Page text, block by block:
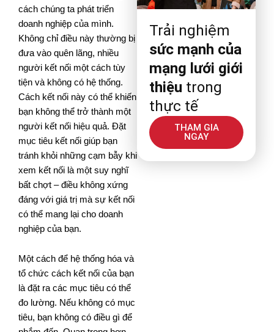
cách chúng ta phát triển
doanh nghiệp của mình.
Không chỉ điều này thường bị
đưa vào quên lãng, nhiều
người kết nối một cách tùy
tiện và không có hệ thống.
Cách kết nối này có thể khiến
bạn không thể trở thành một
người kết nối hiệu quả. Đặt
mục tiêu kết nối giúp bạn
tránh khỏi những cạm bẫy khi
xem kết nối là một suy nghĩ
bất chợt – điều không xứng
đáng với giá trị mà sự kết nối
có thể mang lại cho doanh
nghiệp của bạn.
Một cách để hệ thống hóa và
tổ chức cách kết nối của bạn
là đặt ra các mục tiêu có thể
đo lường. Nếu không có mục
tiêu, bạn không có điều gì để
Trải nghiệm
sức mạnh của
mạng lưới giới
thiệu trong
thực tế
THAM GIA
NGAY